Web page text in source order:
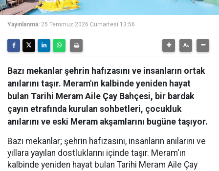
Yayınlanma: 25 Temmuz 2026 Cumartesi 13:56
Bazı mekanlar şehrin hafızasını ve insanların ortak
anılarını taşır. Meram'ın kalbinde yeniden hayat
bulan Tarihi Meram Aile Çay Bahçesi, bir bardak
çayın etrafında kurulan sohbetleri, çocukluk
anılarını ve eski Meram akşamlarını bugüne taşıyor.
Bazı mekanlar; şehrin hafızasını, insanların anılarını ve
yıllara yayılan dostluklarını içinde taşır. Meram'ın
kalbinde yeniden hayat bulan Tarihi Meram Aile Çay